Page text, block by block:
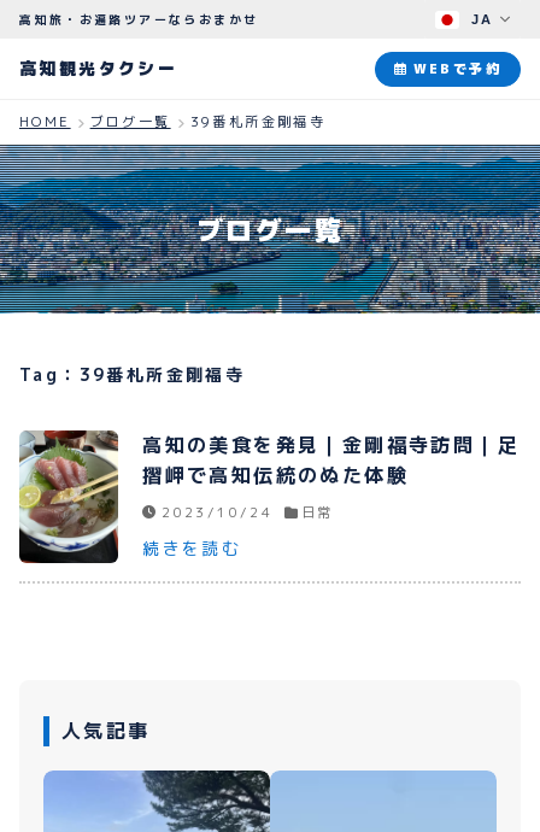
高知観光タクシー
ABOUT
観光タクシーについて
PLAN
観光プラン
ブログ
よくある質問
プライバシーポリシー
JA
高知旅・お遍路ツアーならおまかせ
高知観光タクシー WEBで予約
HOME ブログ一覧 39番札所金剛福寺
ブログ一覧
Tag：39番札所金剛福寺
高知の美食を発見｜金剛福寺訪問｜足
摺岬で高知伝統のぬた体験
2023/10/24 日常
続きを読む
人気記事